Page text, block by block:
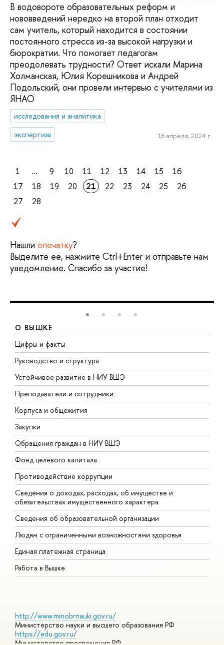
В водовороте образовательных реформ и
нововведений нередко на второй план отходит
сам учитель, который находится в состоянии
постоянного стресса из-за высокой нагрузки и
бюрократии. Что помогает педагогам
преодолевать трудности? Ответ искали Марина
Холманская, Юлия Корешникова и Андрей
Подольский, они провели интервью с учителями из
ЯНАО
исследования и аналитика
экспертиза
16 апреля, 2024 г.
1 ... 9 10 11 12 13 14 15
16
17
18 19 20 21 22 23 24 25
26
27
28
Нашли опечатку?
Выделите её, нажмите Ctrl+Enter и отправьте нам
уведомление. Спасибо за участие!
О ВЫШКЕ
Цифры и факты
Руководство и структура
Устойчивое развитие в НИУ ВШЭ
Преподаватели и сотрудники
Корпуса и общежития
Закупки
Обращения граждан в НИУ ВШЭ
Фонд целевого капитала
Противодействие коррупции
Сведения о доходах, расходах, об имуществе и
обязательствах имущественного характера
Сведения об образовательной организации
Людям с ограниченными возможностями здоровья
Единая платежная страница
Работа в Вышке
http://www.minobrnauki.gov.ru/
Министерство науки и высшего образования РФ
https://edu.gov.ru/
Министерство просвещения РФ